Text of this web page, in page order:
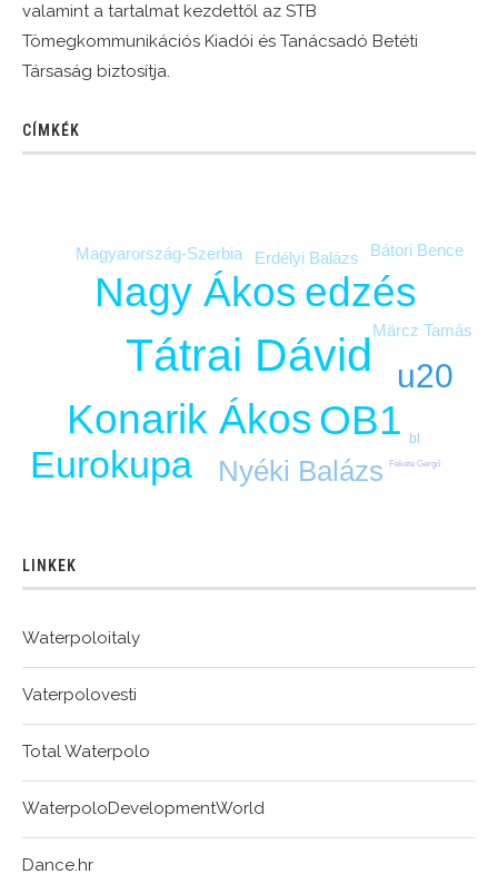
valamint a tartalmat kezdettől az STB
Tömegkommunikációs Kiadói és Tanácsadó Betéti
Társaság biztosítja.
CÍMKÉK
Tátrai Dávid
edzés
Konarik Ákos
Nagy Ákos
OB1
Eurokupa
u20
Nyéki Balázs
Bátori Bence
Erdélyi Balázs
Magyarország-Szerbia
Märcz Tamás
bl
Fekete Gergő
LINKEK
Waterpoloitaly
Vaterpolovesti
Total Waterpolo
WaterpoloDevelopmentWorld
Dance.hr